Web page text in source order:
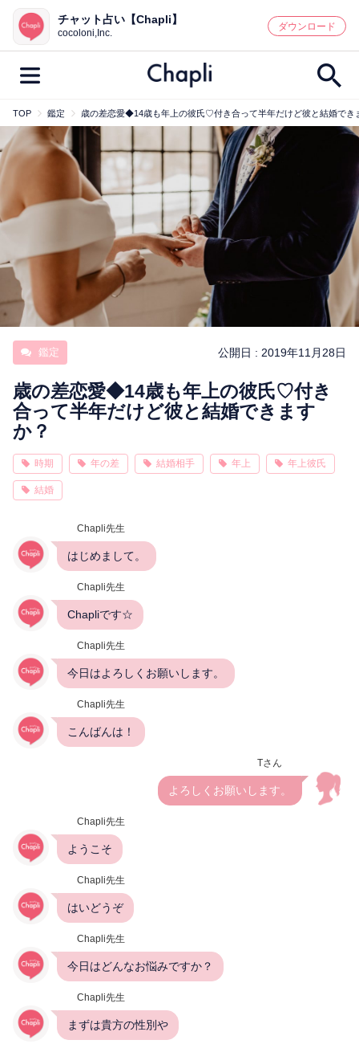
鑑定記事・占い師検索
最新記事一覧
人気記事一覧
カテゴリー別
占い師 キャンペーン
時期
今週の運勢 彼氏 片思い 結婚
相性
チャット占い【Chapli】
cocoloni,Inc.
ダウンロード
TOP 鑑定 歳の差恋愛◆14歳も年上の彼氏♡付き合って半年だけど彼と結婚でき
鑑定 公開日 : 2019年11月28日
歳の差恋愛◆14歳も年上の彼氏♡付き
合って半年だけど彼と結婚できます
か？
時期 年の差 結婚相手 年上 年上彼氏
結婚
Chapli先生
はじめまして。
Chapli先生
Chapliです☆
Chapli先生
今日はよろしくお願いします。
Chapli先生
こんばんは！
Tさん
よろしくお願いします。
Chapli先生
ようこそ
Chapli先生
はいどうぞ
Chapli先生
今日はどんなお悩みですか？
Chapli先生
まずは貴方の性別や